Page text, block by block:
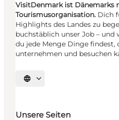
VisitDenmark ist Dänemarks
Tourismusorganisation. Dich
Highlights des Landes zu
buchstäblich unser Job – und
du jede Menge Dinge findest,
unternehmen und besuchen
Sprache auswählen
Unsere Seiten